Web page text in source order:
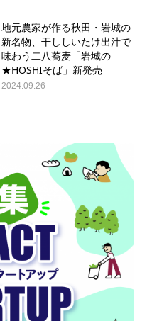
地元農家が作る秋田・岩城の
新名物、干ししいたけ出汁で
味わう二八蕎麦「岩城の
★HOSHIそば」新発売
2024.09.26